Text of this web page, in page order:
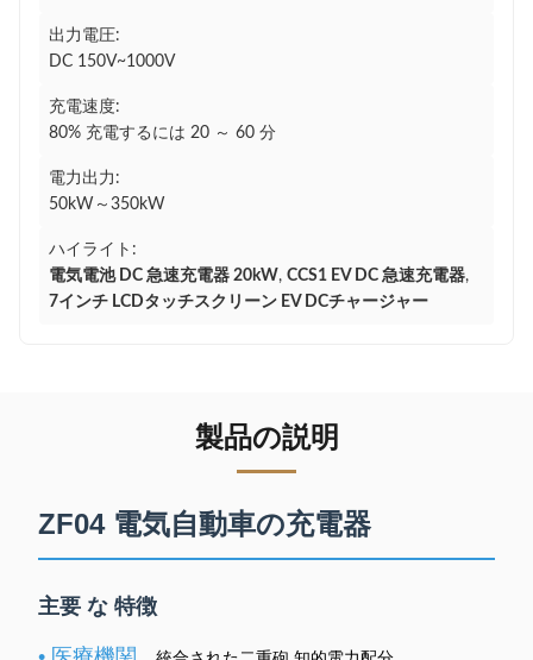
出力電圧:
DC 150V~1000V
充電速度:
80% 充電するには 20 ～ 60 分
電力出力:
50kW～350kW
ハイライト:
電気電池 DC 急速充電器 20kW, CCS1 EV DC 急速充電器,
7インチ LCDタッチスクリーン EV DCチャージャー
製品の説明
ZF04 電気自動車の充電器
主要 な 特徴